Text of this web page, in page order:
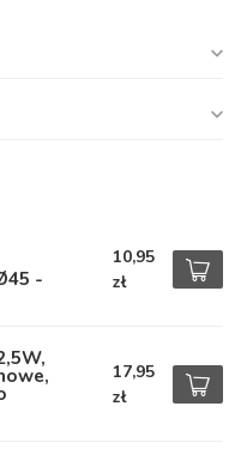
-
10,95
zł
17,95
zł